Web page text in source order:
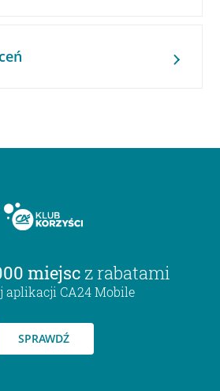
miejsc z rabatami
aplikacji CA24 Mobile
SPRAWDŹ